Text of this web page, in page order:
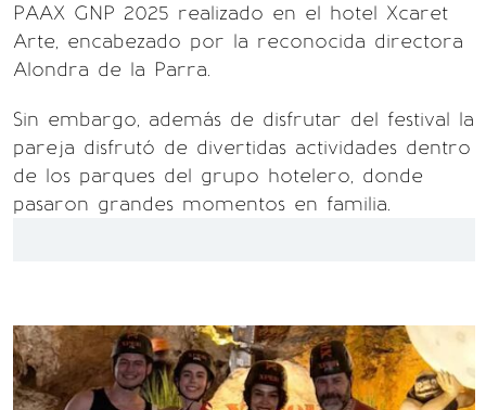
PAAX GNP 2025 realizado en el hotel Xcaret
Arte, encabezado por la reconocida directora
Alondra de la Parra.
Sin embargo, además de disfrutar del festival la
pareja disfrutó de divertidas actividades dentro
de los parques del grupo hotelero, donde
pasaron grandes momentos en familia.